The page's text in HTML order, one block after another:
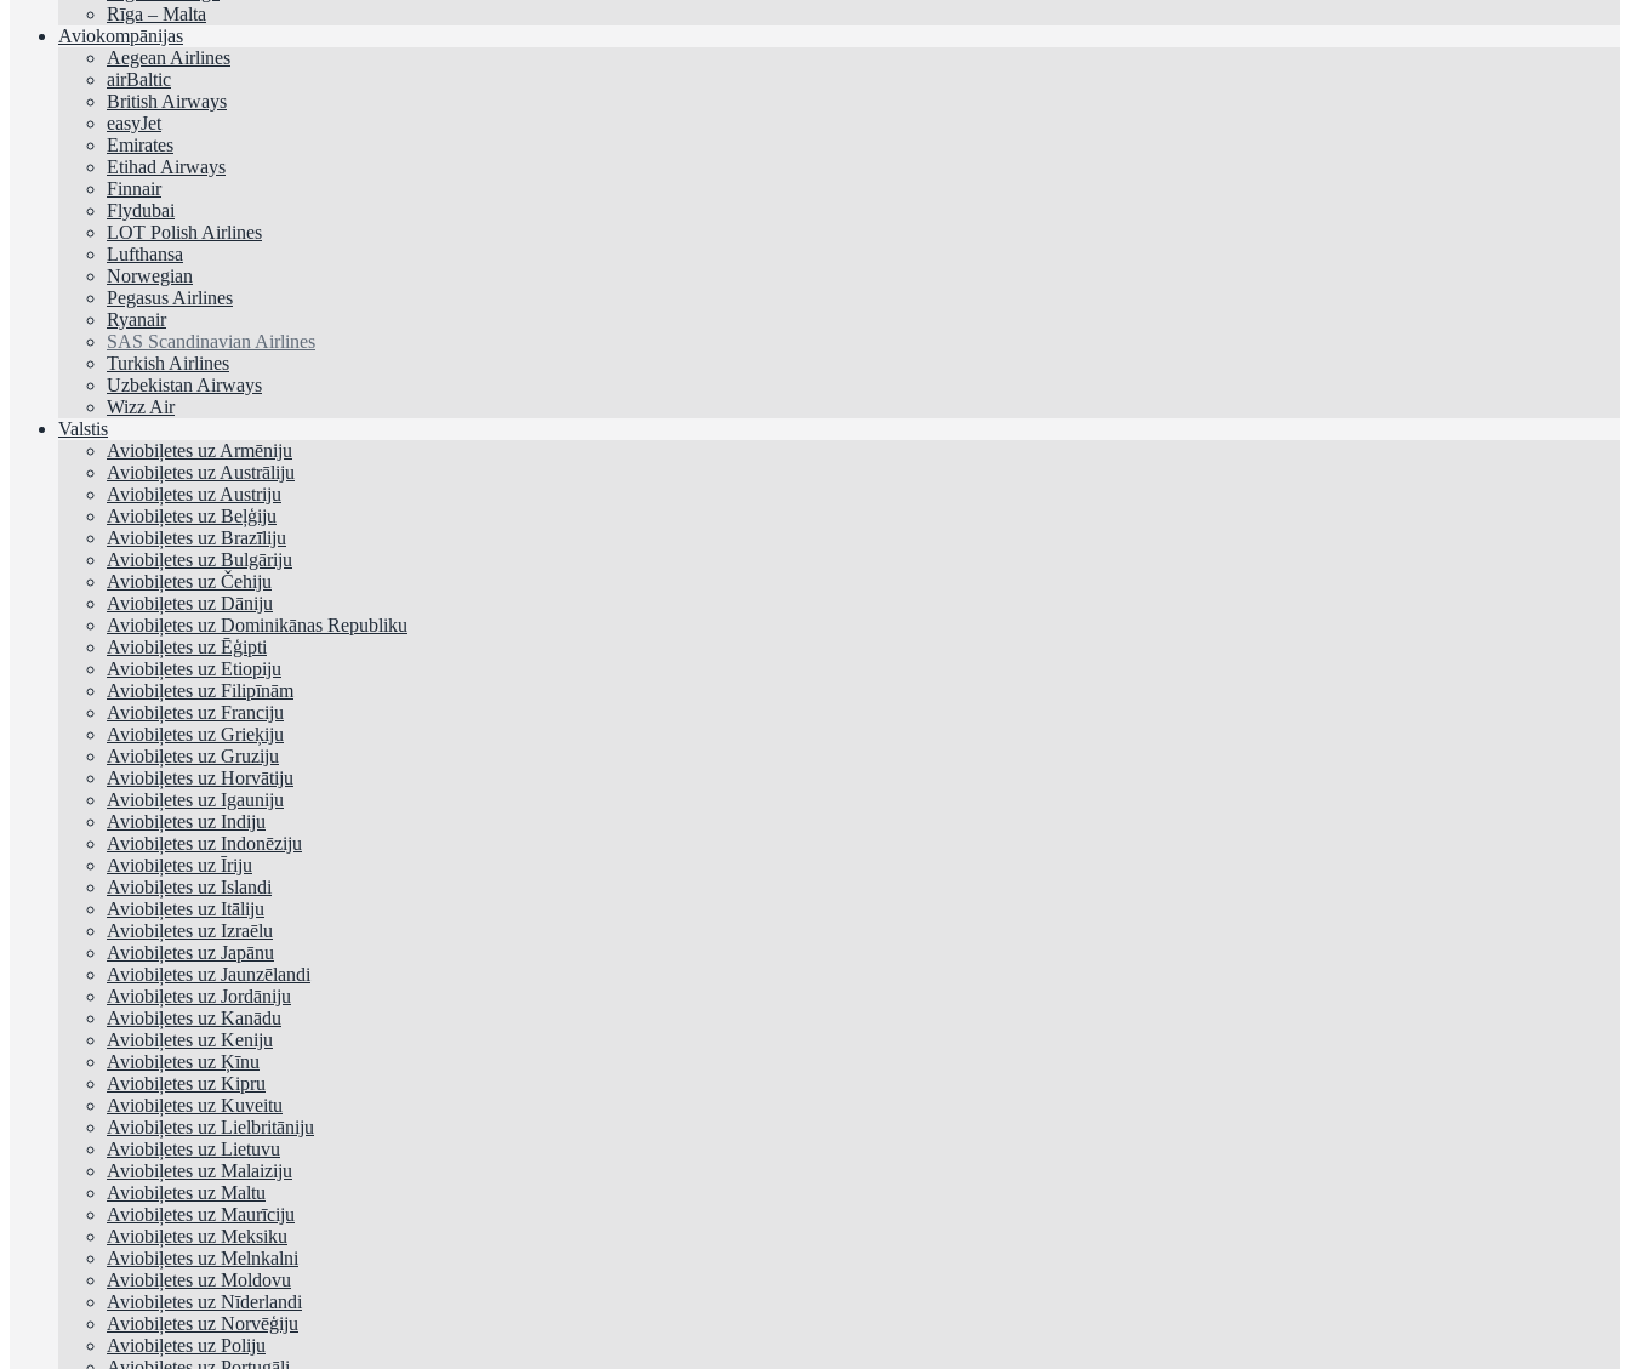
Rīga – Malta
Aviokompānijas
Aegean Airlines
airBaltic
British Airways
easyJet
Emirates
Etihad Airways
Finnair
Flydubai
LOT Polish Airlines
Lufthansa
Norwegian
Pegasus Airlines
Ryanair
SAS Scandinavian Airlines
Turkish Airlines
Uzbekistan Airways
Wizz Air
Valstis
Aviobiļetes uz Armēniju
Aviobiļetes uz Austrāliju
Aviobiļetes uz Austriju
Aviobiļetes uz Beļģiju
Aviobiļetes uz Brazīliju
Aviobiļetes uz Bulgāriju
Aviobiļetes uz Čehiju
Aviobiļetes uz Dāniju
Aviobiļetes uz Dominikānas Republiku
Aviobiļetes uz Ēģipti
Aviobiļetes uz Etiopiju
Aviobiļetes uz Filipīnām
Aviobiļetes uz Franciju
Aviobiļetes uz Grieķiju
Aviobiļetes uz Gruziju
Aviobiļetes uz Horvātiju
Aviobiļetes uz Igauniju
Aviobiļetes uz Indiju
Aviobiļetes uz Indonēziju
Aviobiļetes uz Īriju
Aviobiļetes uz Islandi
Aviobiļetes uz Itāliju
Aviobiļetes uz Izraēlu
Aviobiļetes uz Japānu
Aviobiļetes uz Jaunzēlandi
Aviobiļetes uz Jordāniju
Aviobiļetes uz Kanādu
Aviobiļetes uz Keniju
Aviobiļetes uz Ķīnu
Aviobiļetes uz Kipru
Aviobiļetes uz Kuveitu
Aviobiļetes uz Lielbritāniju
Aviobiļetes uz Lietuvu
Aviobiļetes uz Malaiziju
Aviobiļetes uz Maltu
Aviobiļetes uz Maurīciju
Aviobiļetes uz Meksiku
Aviobiļetes uz Melnkalni
Aviobiļetes uz Moldovu
Aviobiļetes uz Nīderlandi
Aviobiļetes uz Norvēģiju
Aviobiļetes uz Poliju